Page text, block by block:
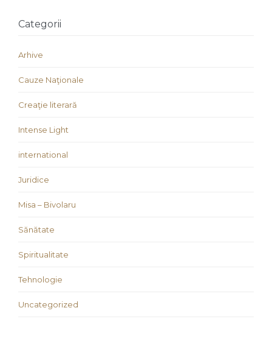
Categorii
Arhive
Cauze Naţionale
Creaţie literară
Intense Light
international
Juridice
Misa – Bivolaru
Sănătate
Spiritualitate
Tehnologie
Uncategorized